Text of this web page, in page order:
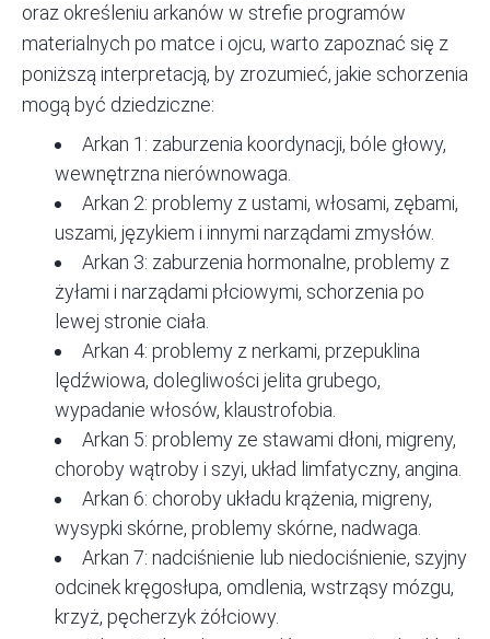
oraz określeniu arkanów w strefie programów
materialnych po matce i ojcu, warto zapoznać się z
poniższą interpretacją, by zrozumieć, jakie schorzenia
mogą być dziedziczne:
Arkan 1: zaburzenia koordynacji, bóle głowy,
wewnętrzna nierównowaga.
Arkan 2: problemy z ustami, włosami, zębami,
uszami, językiem i innymi narządami zmysłów.
Arkan 3: zaburzenia hormonalne, problemy z
żyłami i narządami płciowymi, schorzenia po
lewej stronie ciała.
Arkan 4: problemy z nerkami, przepuklina
lędźwiowa, dolegliwości jelita grubego,
wypadanie włosów, klaustrofobia.
Arkan 5: problemy ze stawami dłoni, migreny,
choroby wątroby i szyi, układ limfatyczny, angina.
Arkan 6: choroby układu krążenia, migreny,
wysypki skórne, problemy skórne, nadwaga.
Arkan 7: nadciśnienie lub niedociśnienie, szyjny
odcinek kręgosłupa, omdlenia, wstrząsy mózgu,
krzyż, pęcherzyk żółciowy.